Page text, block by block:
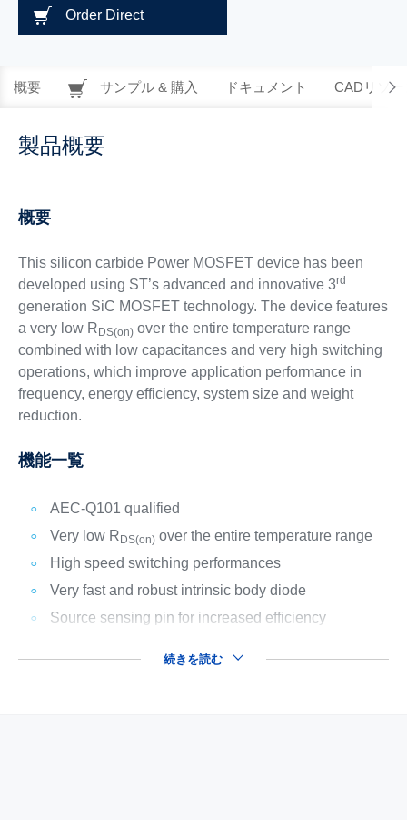
Order Direct
概要 サンプル & 購入 ドキュメント CADリソー
製品概要
概要
This silicon carbide Power MOSFET device has been
developed using ST’s advanced and innovative 3rd
generation SiC MOSFET technology. The device features
a very low R DS(on)over the entire temperature range
combined with low capacitances and very high switching
operations, which improve application performance in
frequency, energy efficiency, system size and weight
reduction.
機能一覧
AEC-Q101 qualified
Very low R DS(on)over the entire temperature range
High speed switching performances
Very fast and robust intrinsic body diode
Source sensing pin for increased efficiency
続きを読む